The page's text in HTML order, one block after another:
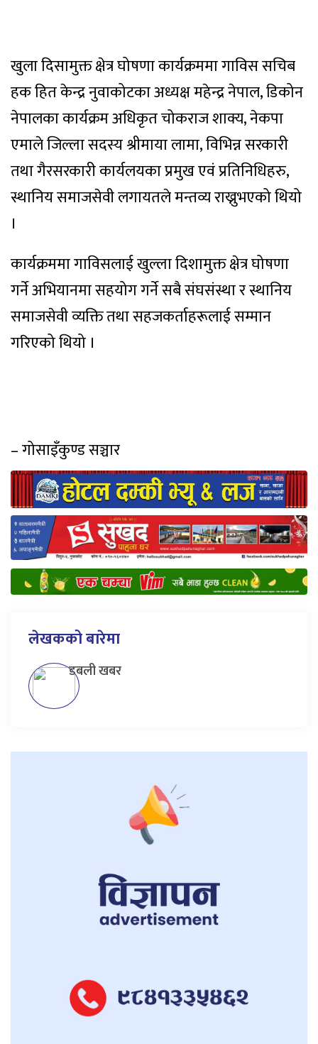
खुला दिसामुक्त क्षेत्र घोषणा कार्यक्रममा गाविस सचिब
हक हित केन्द्र नुवाकोटका अध्यक्ष महेन्द्र नेपाल, डिकोन
नेपालका कार्यक्रम अधिकृत चोकराज शाक्य, नेकपा
एमाले जिल्ला सदस्य श्रीमाया लामा, विभिन्न सरकारी
तथा गैरसरकारी कार्यलयका प्रमुख एवं प्रतिनिधिहरु,
स्थानिय समाजसेवी लगायतले मन्तव्य राख्नुभएको थियो
।
कार्यक्रममा गाविसलाई खुल्ला दिशामुक्त क्षेत्र घोषणा
गर्ने अभियानमा सहयोग गर्ने सबै संघसंस्था र स्थानिय
समाजसेवी व्यक्ति तथा सहजकर्ताहरूलाई सम्मान
गरिएको थियो ।
– गोसाइँकुण्ड सञ्चार
लेखकको बारेमा
डबली खबर